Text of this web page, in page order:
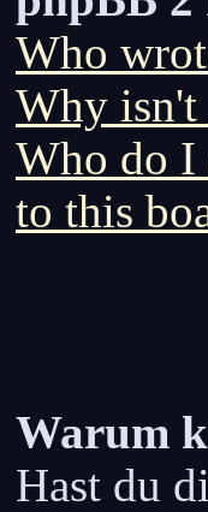
Who
Why isn't
Who do I
to this
Warum
Hast du